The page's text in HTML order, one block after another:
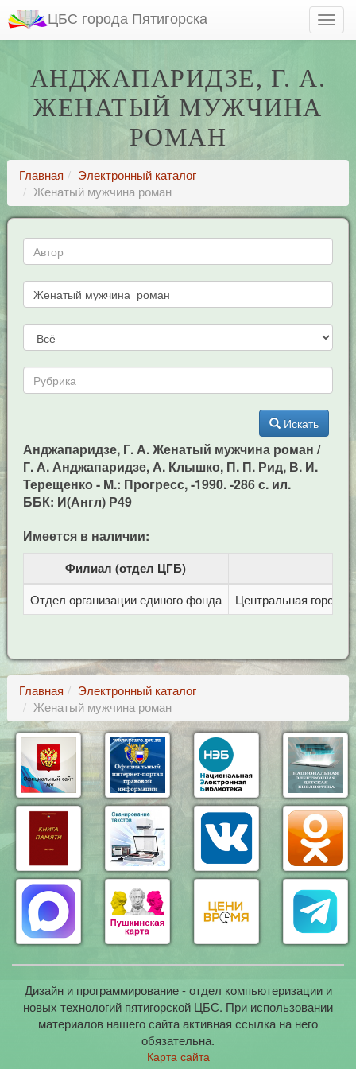
ЦБС города Пятигорска
АНДЖАПАРИДЗЕ, Г. А.
ЖЕНАТЫЙ МУЖЧИНА
РОМАН
Главная
Электронный каталог
Женатый мужчина роман
Искать
Анджапаридзе, Г. А. Женатый мужчина роман /
Г. А. Анджапаридзе, А. Клышко, П. П. Рид, В. И.
Терещенко - М.: Прогресс, -1990. -286 с. ил.
ББК: И(Англ) Р49
Имеется в наличии:
Филиал (отдел ЦГБ)
Отдел организации единого фонда Центральная
Главная
Электронный каталог
Женатый мужчина роман
Дизайн и программирование - отдел компьютеризации и
новых технологий пятигорской ЦБС. При использовании
материалов нашего сайта активная ссылка на него
обязательна.
Карта сайта